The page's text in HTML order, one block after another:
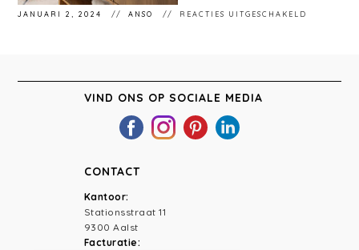
JANUARI 2, 2024 ANSO REACTIES UITGESCHAKELD
VIND ONS OP SOCIALE MEDIA
CONTACT
Kantoor:
Stationsstraat 11
9300 Aalst
Facturatie: